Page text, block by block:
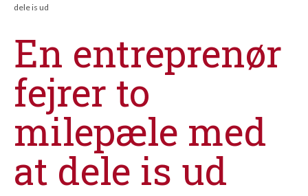
dele is ud
En entreprenør
fejrer to
milepæle med
at dele is ud